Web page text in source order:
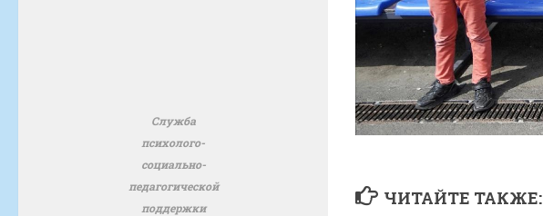
ЧИТАЙТЕ ТАКЖЕ:
Служба
психолого-
социально-
педагогической
поддержки